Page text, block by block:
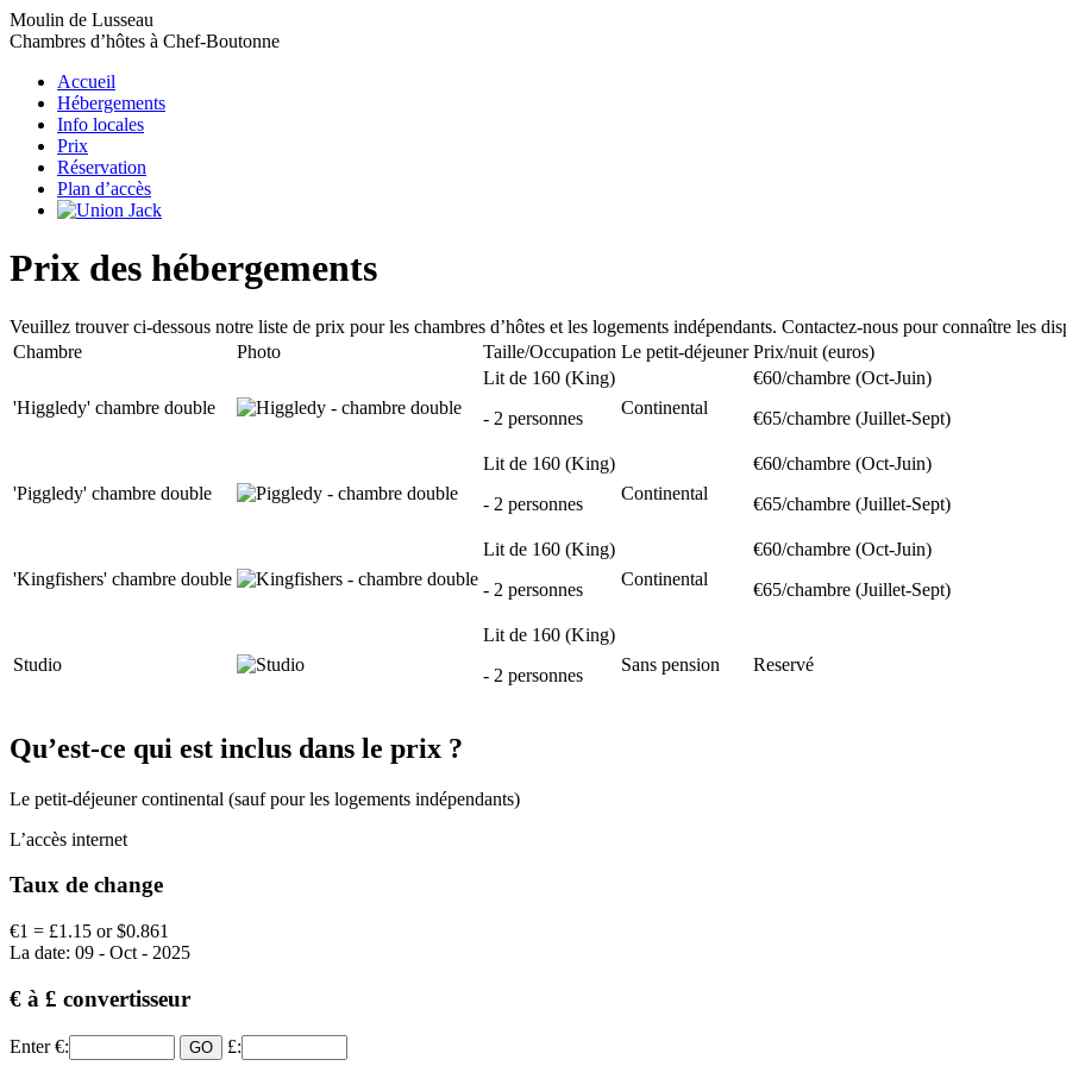
Moulin de Lusseau
Chambres d’hôtes à Chef-Boutonne
Accueil
Hébergements
Info locales
Prix
Réservation
Plan d’accès
Prix des hébergements
Veuillez trouver ci-dessous notre liste de prix pour les chambres d’hôtes et les logements indépendants. Contactez-nous pour connaître les
Chambre
Photo Taille/Occupation Le petit-déjeuner Prix/nuit (euros)
'Higgledy' chambre double
Lit de 160 (King)
- 2 personnes
Continental
€60/chambre (Oct-Juin)
€65/chambre (Juillet-Sept)
'Piggledy' chambre double
Lit de 160 (King)
- 2 personnes
Continental
€60/chambre (Oct-Juin)
€65/chambre (Juillet-Sept)
'Kingfishers' chambre double
Lit de 160 (King)
- 2 personnes
Continental
€60/chambre (Oct-Juin)
€65/chambre (Juillet-Sept)
Studio
Lit de 160 (King)
- 2 personnes
Sans pension Reservé
Qu’est-ce qui est inclus dans le prix ?
Le petit-déjeuner continental (sauf pour les logements indépendants)
L’accès internet
Taux de change
€1 = £1.15 or $0.861
La date: 09 - Oct - 2025
€ à £ convertisseur
Enter €: £: